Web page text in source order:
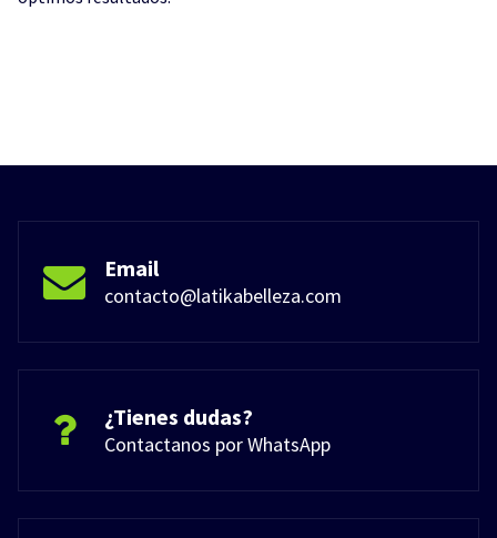
Email
contacto@latikabelleza.com
¿Tienes dudas?
Contactanos por WhatsApp